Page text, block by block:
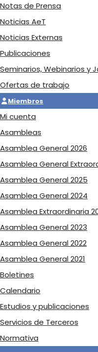
Notas de Prensa
Noticias AeT
Noticias Externas
Publicaciones
Seminarios, Webinarios y
Ofertas de trabajo
Miembros
Mi cuenta
Asambleas
Asamblea General 2026
Asamblea General
Asamblea General 2025
Asamblea General 2024
Asamblea Extraordinaria
Asamblea General 2023
Asamblea General 2022
Asamblea General 2021
Boletines
Calendario
Estudios y publicaciones
Servicios de Terceros
Normativa